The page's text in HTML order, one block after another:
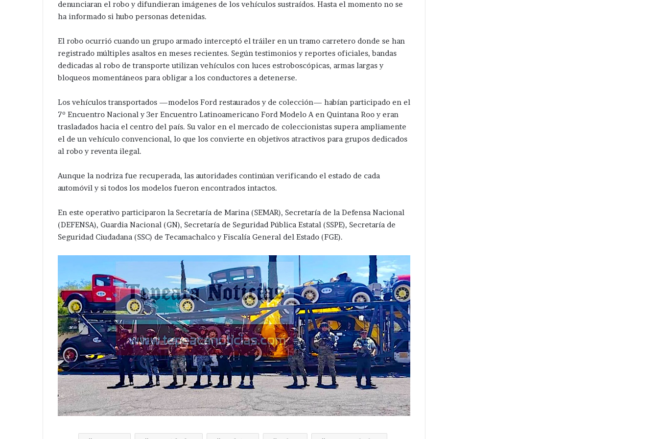
denunciaran el robo y difundieran imágenes de los vehículos sustraídos. Hasta el momento no se
ha informado si hubo personas detenidas.
El robo ocurrió cuando un grupo armado interceptó el tráiler en un tramo carretero donde se han
registrado múltiples asaltos en meses recientes. Según testimonios y reportes oficiales, bandas
dedicadas al robo de transporte utilizan vehículos con luces estroboscópicas, armas largas y
bloqueos momentáneos para obligar a los conductores a detenerse.
Los vehículos transportados —modelos Ford restaurados y de colección— habían participado en el
7º Encuentro Nacional y 3er Encuentro Latinoamericano Ford Modelo A en Quintana Roo y eran
trasladados hacia el centro del país. Su valor en el mercado de coleccionistas supera ampliamente
el de un vehículo convencional, lo que los convierte en objetivos atractivos para grupos dedicados
al robo y reventa ilegal.
Aunque la nodriza fue recuperada, las autoridades continúan verificando el estado de cada
automóvil y si todos los modelos fueron encontrados intactos.
En este operativo participaron la Secretaría de Marina (SEMAR), Secretaría de la Defensa Nacional
(DEFENSA), Guardia Nacional (GN), Secretaría de Seguridad Pública Estatal (SSPE), Secretaría de
Seguridad Ciudadana (SSC) de Tecamachalco y Fiscalía General del Estado (FGE).